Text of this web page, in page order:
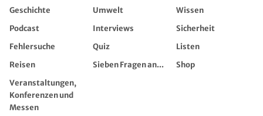
Geschichte Umwelt
Wissen
Podcast
Interviews
Sicherheit
Fehlersuche
Quiz
Listen
Reisen
Sieben Fragen an...
Shop
Veranstaltungen,
Konferenzen und
Messen